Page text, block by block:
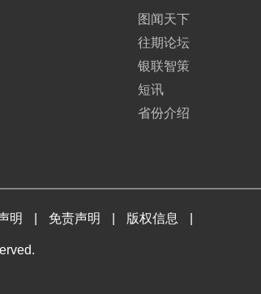
图闻天下
往期论坛
银联智策
短讯
省份介绍
明 免责声明 版权信息